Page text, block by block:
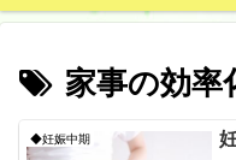
家事の効率
◆妊娠中期